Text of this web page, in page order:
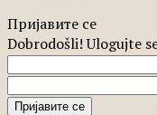
Пријавите се
Dobrodošli! Ulogujte